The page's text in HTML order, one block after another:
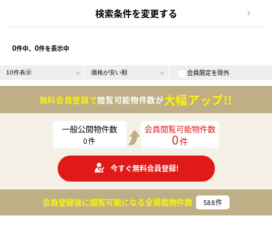
検索条件を変更する
0件中、 0件を表示中
会員限定を除外
無料会員登録で閲覧可能物件数が大幅アップ!!
一般公開物件数
0件
会員閲覧可能物件数
0件
今すぐ無料会員登録!
会員登録後に閲覧可能になる全掲載物件数 588件